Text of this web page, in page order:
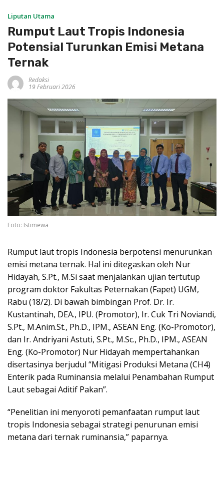
Liputan Utama
Rumput Laut Tropis Indonesia
Potensial Turunkan Emisi Metana
Ternak
Redaksi
19 Februari 2026
Foto: Istimewa
Rumput laut tropis Indonesia berpotensi menurunkan
emisi metana ternak. Hal ini ditegaskan oleh Nur
Hidayah, S.Pt., M.Si saat menjalankan ujian tertutup
program doktor Fakultas Peternakan (Fapet) UGM,
Rabu (18/2). Di bawah bimbingan Prof. Dr. Ir.
Kustantinah, DEA., IPU. (Promotor), Ir. Cuk Tri Noviandi,
S.Pt., M.Anim.St., Ph.D., IPM., ASEAN Eng. (Ko-Promotor),
dan Ir. Andriyani Astuti, S.Pt., M.Sc., Ph.D., IPM., ASEAN
Eng. (Ko-Promotor) Nur Hidayah mempertahankan
disertasinya berjudul “Mitigasi Produksi Metana (CH4)
Enterik pada Ruminansia melalui Penambahan Rumput
Laut sebagai Aditif Pakan”.
“Penelitian ini menyoroti pemanfaatan rumput laut
tropis Indonesia sebagai strategi penurunan emisi
metana dari ternak ruminansia,” paparnya.